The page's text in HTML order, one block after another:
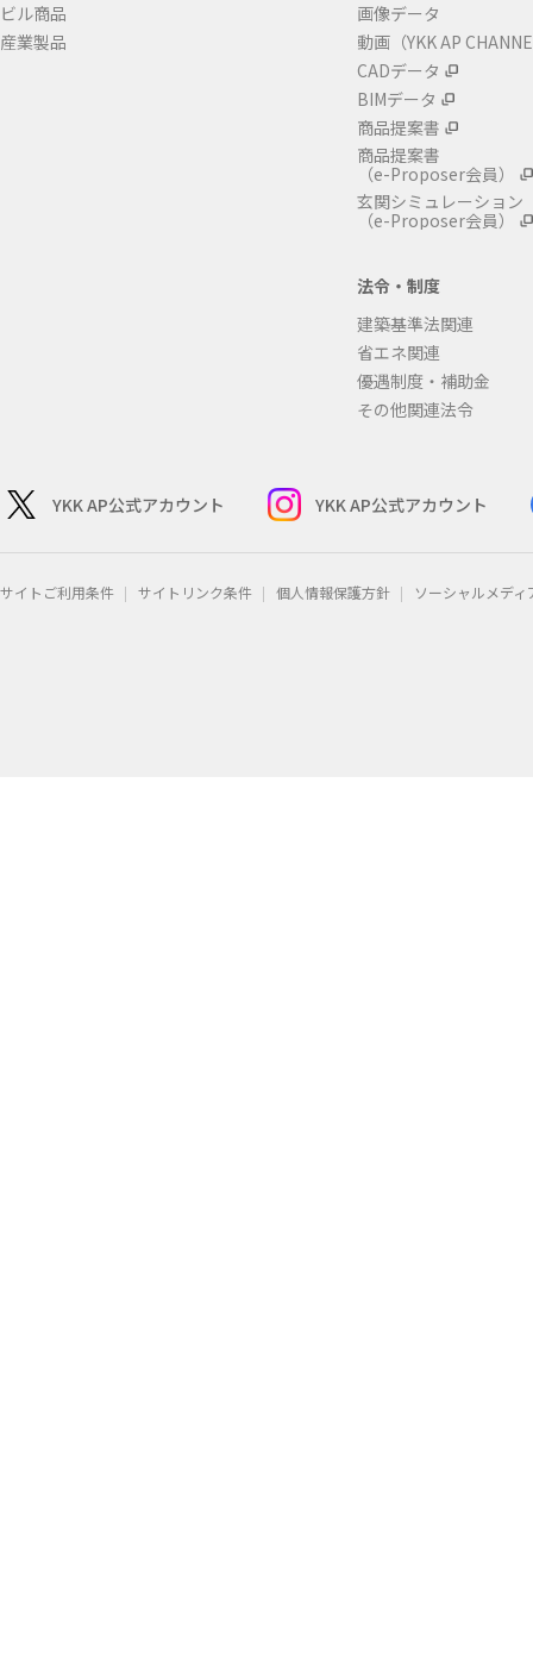
ビル商品
産業製品
画像データ
動画（YKK AP
CADデータ
BIMデータ
商品提案書
商品提案書
（e-Proposer会員）
玄関シミュレーション
（e-Proposer会員）
法令・制度
建築基準法関連
省エネ関連
優遇制度・補助金
その他関連法令
YKK AP公式アカウント YKK AP公式アカウント
サイトご利用条件 サイトリンク条件 個人情報保護方針 ソーシャルメデ